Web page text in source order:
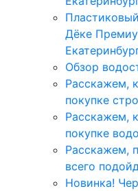
Дёке
Обзор
Расскажем,
покупке
Расскажем,
покупке
Расскажем,
всего
Новинка!